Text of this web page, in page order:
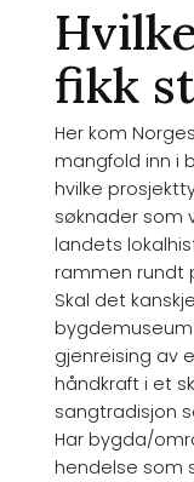
fikk
Her kom
mangfold inn i
hvilke
søknader som
landets
rammen rundt
Skal det
gjenreising av
håndkraft i et
sangtradisjon
Har bygda/
hendelse som